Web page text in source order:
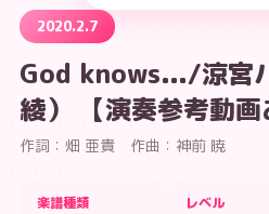
2020.2.7
God knows.../涼宮
綾） 【演奏参考動画
作詞：畑 亜貴 作曲：神前 暁
楽譜種類 レベル